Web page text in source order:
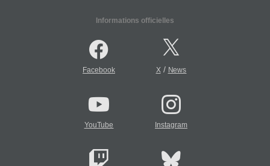
Informations officielles
Facebook X/ News
YouTube Instagram